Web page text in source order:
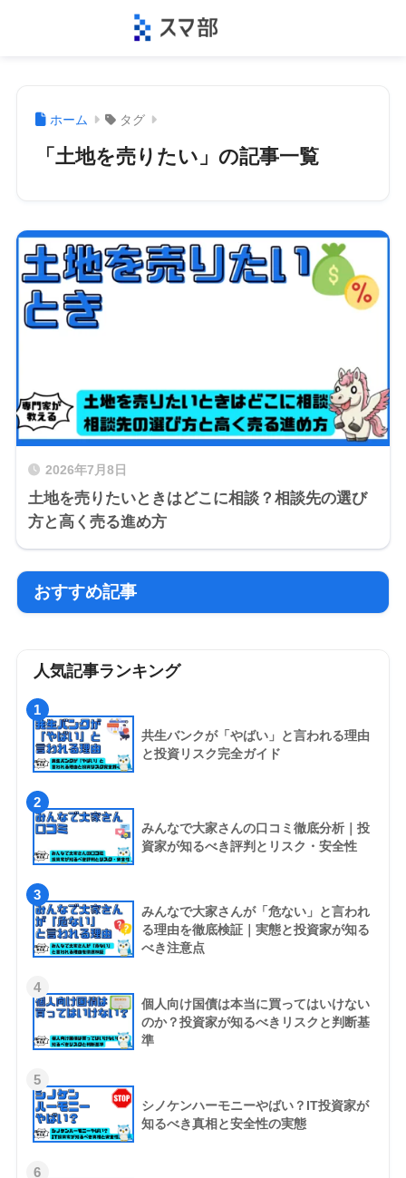
ホーム タグ
「土地を売りたい」の記事一覧
2026年7月8日
土地を売りたいときはどこに相談？相談先の選び
方と高く売る進め方
おすすめ記事
人気記事ランキング
1
共生バンクが「やばい」と言われる理由
と投資リスク完全ガイド
2
みんなで大家さんの口コミ徹底分析｜投
資家が知るべき評判とリスク・安全性
3
みんなで大家さんが「危ない」と言われ
る理由を徹底検証｜実態と投資家が知る
べき注意点
4
個人向け国債は本当に買ってはいけない
のか？投資家が知るべきリスクと判断基
準
5
シノケンハーモニーやばい？IT投資家が
知るべき真相と安全性の実態
6